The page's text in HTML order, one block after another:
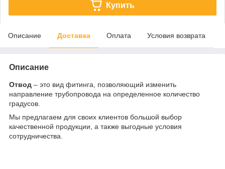
Купить
Описание Доставка Оплата Условия возврата
Описание
Отвод – это вид фитинга, позволяющий изменить
направление трубопровода на определенное количество
градусов.
Мы предлагаем для своих клиентов большой выбор
качественной продукции, а также выгодные условия
сотрудничества.